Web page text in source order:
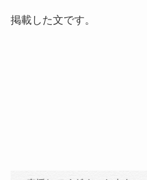
掲載した文です。